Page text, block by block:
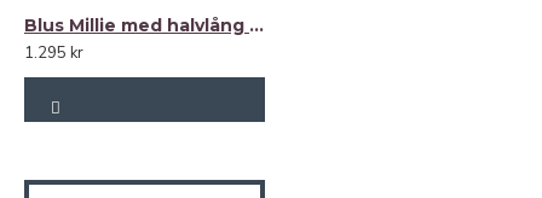
Blus Millie med halvlång smockad ärm 100% lin
1.295 kr